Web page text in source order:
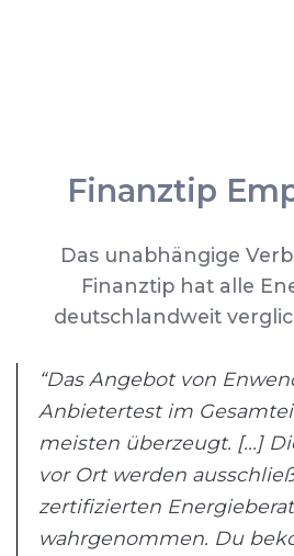
Finanztip
Das unabhängige
Finanztip hat alle
deutschlandweit
“Das Angebot von
Anbietertest im
meisten überzeugt. [...]
vor Ort werden
zertifizierten
wahrgenommen. Du